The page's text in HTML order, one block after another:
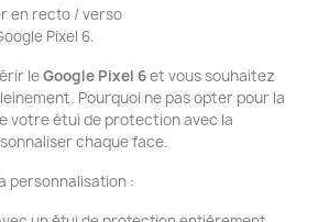
en recto / verso
Pixel 6.
leGoogle Pixel 6et vous souhaitez
Pourquoi ne pas opter pour la
votre étui de protection avec la
chaque face.
personnalisation :